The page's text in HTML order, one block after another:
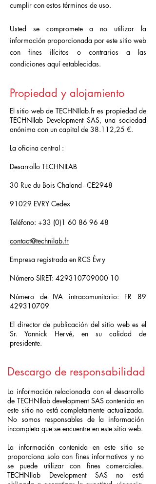
cumplir con estos términos de uso.
Usted se compromete a no utilizar la
información proporcionada por este sitio web
con fines ilícitos o contrarios a las
condiciones aquí establecidas.
Propiedad y alojamiento
El sitio web de TECHNIlab.fr es propiedad de
TECHNIlab Development SAS, una sociedad
anónima con un capital de 38.112,25 €.
La oficina central :
Desarrollo TECHNILAB
30 Rue du Bois Chaland - CE2948
91029 EVRY Cedex
Teléfono: +33 (0)1 60 86 96 48
contact@technilab.fr
Empresa registrada en RCS Évry
Número SIRET: 429310709000 10
Número de IVA intracomunitario: FR 89
429310709
El director de publicación del sitio web es el
Sr. Yannick Hervé, en su calidad de
presidente.
Descargo de responsabilidad
La información relacionada con el desarrollo
de TECHNIlab development SAS contenida en
este sitio no está completamente actualizada.
No somos responsables de la información
incompleta que se encuentre en este sitio web.
La información contenida en este sitio se
proporciona solo con fines informativos y no
se puede utilizar con fines comerciales.
TECHNIlab Development SAS no está